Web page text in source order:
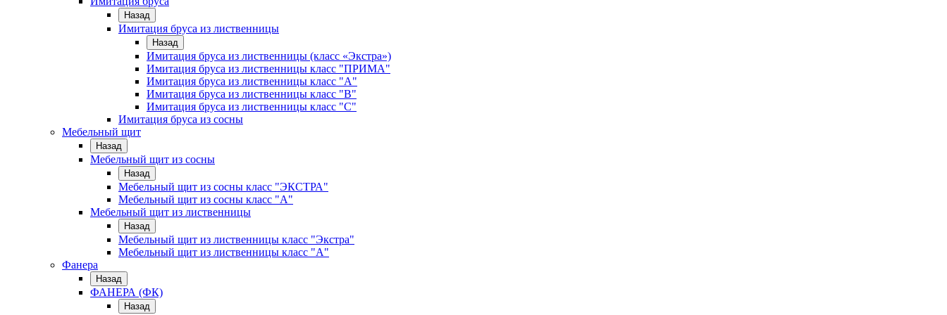
Назад
Имитация бруса из лиственницы
Назад
Имитация бруса из лиственницы (класс «Экстра»)
Имитация бруса из лиственницы класс "ПРИМА"
Имитация бруса из лиственницы класс "А"
Имитация бруса из лиственницы класс "B"
Имитация бруса из лиственницы класс "C"
Имитация бруса из сосны
Мебельный щит
Назад
Мебельный щит из сосны
Назад
Мебельный щит из сосны класс "ЭКСТРА"
Мебельный щит из сосны класс "А"
Мебельный щит из лиственницы
Назад
Мебельный щит из лиственницы класс "Экстра"
Мебельный щит из лиственницы класс "А"
Фанера
Назад
ФАНЕРА (ФК)
Назад